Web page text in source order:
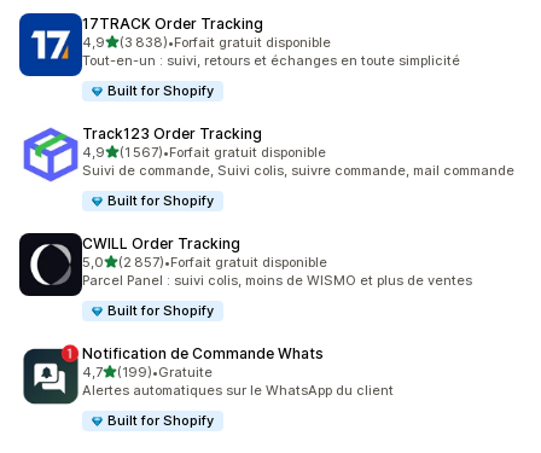
17TRACK Order Tracking
4,9étoile(s) sur 5
(3 838)
3838 avis au total
•Forfait gratuit disponible
Tout-en-un : suivi, retours et échanges en toute simplicité
Built for Shopify
Track123 Order Tracking
4,9étoile(s) sur 5
(1 567)
1567 avis au total
•Forfait gratuit disponible
Suivi de commande, Suivi colis, suivre commande, mail commande
Built for Shopify
CWILL Order Tracking
5,0étoile(s) sur 5
(2 857)
2857 avis au total
•Forfait gratuit disponible
Parcel Panel : suivi colis, moins de WISMO et plus de ventes
Built for Shopify
Notification de Commande Whats
4,7étoile(s) sur 5
(199)
199 avis au total
•Gratuite
Alertes automatiques sur le WhatsApp du client
Built for Shopify